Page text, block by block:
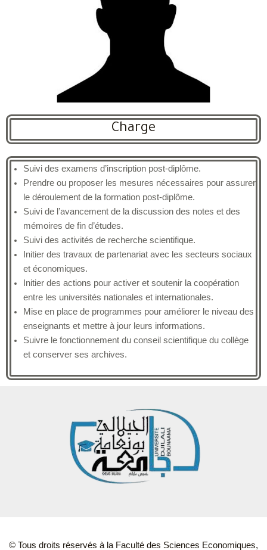
Charge
Suivi des examens d’inscription post-diplôme.
Prendre ou proposer les mesures nécessaires pour assurer
le déroulement de la formation post-diplôme.
Suivi de l’avancement de la discussion des notes et des
mémoires de fin d’études.
Suivi des activités de recherche scientifique.
Initier des travaux de partenariat avec les secteurs sociaux
et économiques.
Initier des actions pour activer et soutenir la coopération
entre les universités nationales et internationales.
Mise en place de programmes pour améliorer le niveau des
enseignants et mettre à jour leurs informations.
Suivre le fonctionnement du conseil scientifique du collège
et conserver ses archives.
© Tous droits réservés à la Faculté des Sciences Economiques,